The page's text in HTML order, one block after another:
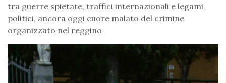
tra guerre spietate, traffici internazionali e legami
politici, ancora oggi cuore malato del crimine
organizzato nel reggino